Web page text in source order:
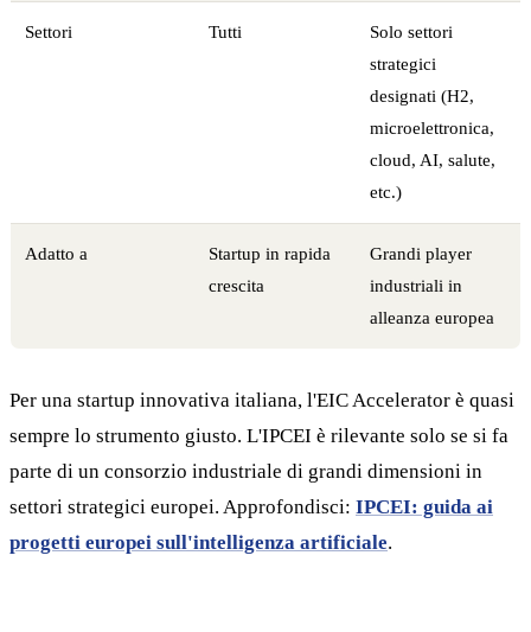
Settori Tutti
Solo settori
strategici
designati (H2,
microelettronica,
cloud, AI, salute,
etc.)
Adatto a
Startup in rapida
crescita
Grandi player
industriali in
alleanza europea
Per una startup innovativa italiana, l'EIC Accelerator è quasi
sempre lo strumento giusto. L'IPCEI è rilevante solo se si fa
parte di un consorzio industriale di grandi dimensioni in
settori strategici europei. Approfondisci: IPCEI: guida ai
progetti europei sull'intelligenza artificiale.